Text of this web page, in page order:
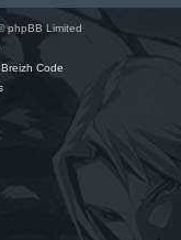
phpBB Limited
Code